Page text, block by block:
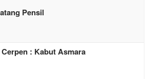
Pensil
: Kabut Asmara